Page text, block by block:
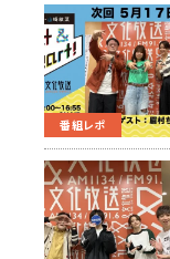
番組レポ